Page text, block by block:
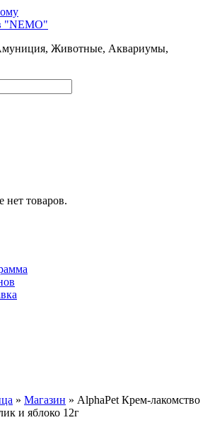
Животные, Аквариумы,
нет товаров.
» Магазин » AlphaPet Крем-лакомство
и яблоко 12г